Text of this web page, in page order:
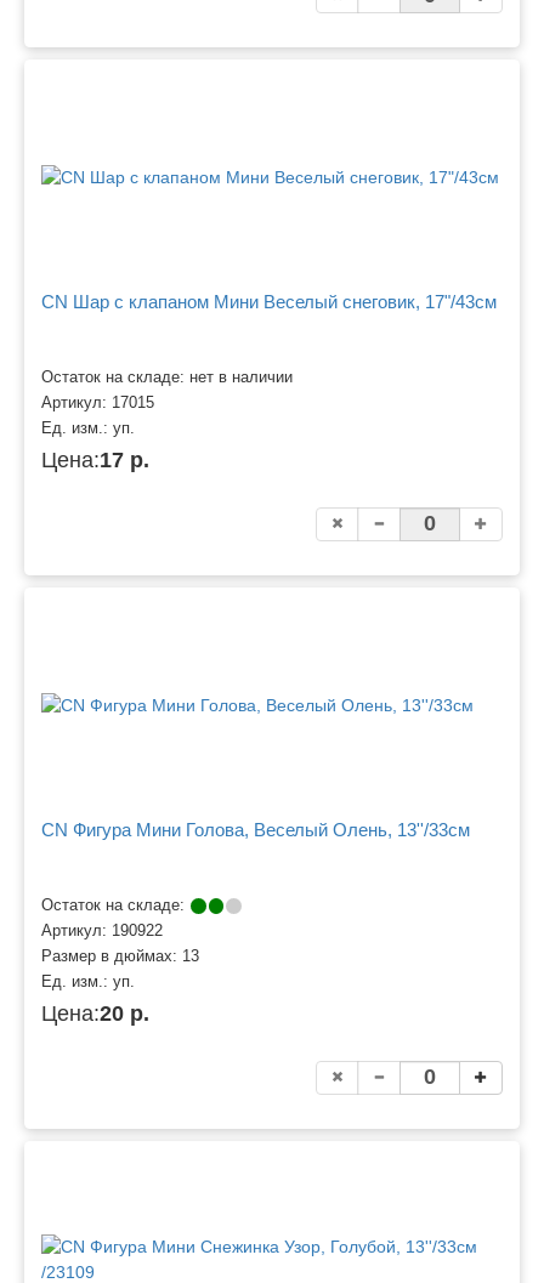
CN Шар с клапаном Мини Веселый снеговик, 17"/43см
Остаток на складе: нет в наличии
Артикул: 17015
Ед. изм.: уп.
Цена:17 р.
CN Фигура Мини Голова, Веселый Олень, 13''/33см
Остаток на складе:
Артикул: 190922
Размер в дюймах: 13
Ед. изм.: уп.
Цена:20 р.